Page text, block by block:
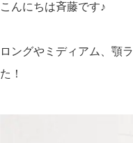
こんにちは斉藤です♪
ロングやミディアム、顎
た！